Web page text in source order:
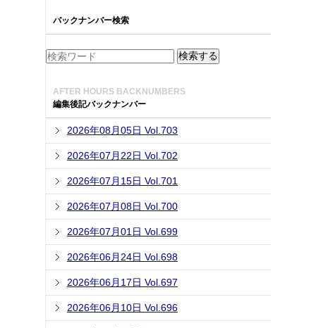
バックナンバー検索
AFTER HOURS BACKNUMBERS
編集後記バックナンバー
2026年08月05日 Vol.703
2026年07月22日 Vol.702
2026年07月15日 Vol.701
2026年07月08日 Vol.700
2026年07月01日 Vol.699
2026年06月24日 Vol.698
2026年06月17日 Vol.697
2026年06月10日 Vol.696